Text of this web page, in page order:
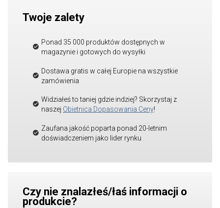
Twoje zalety
Ponad 35 000 produktów dostępnych w
magazynie i gotowych do wysyłki
Dostawa gratis w całej Europie na wszystkie
zamówienia
Widziałeś to taniej gdzie indziej? Skorzystaj z
naszej Obietnica Dopasowania Ceny!
Zaufana jakość poparta ponad 20-letnim
doświadczeniem jako lider rynku
Czy nie znalazłeś/łaś informacji o
produkcie?